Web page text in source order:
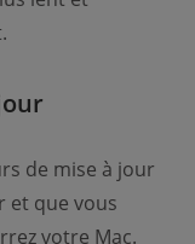
de mise à jour
et que vous
votre Mac.